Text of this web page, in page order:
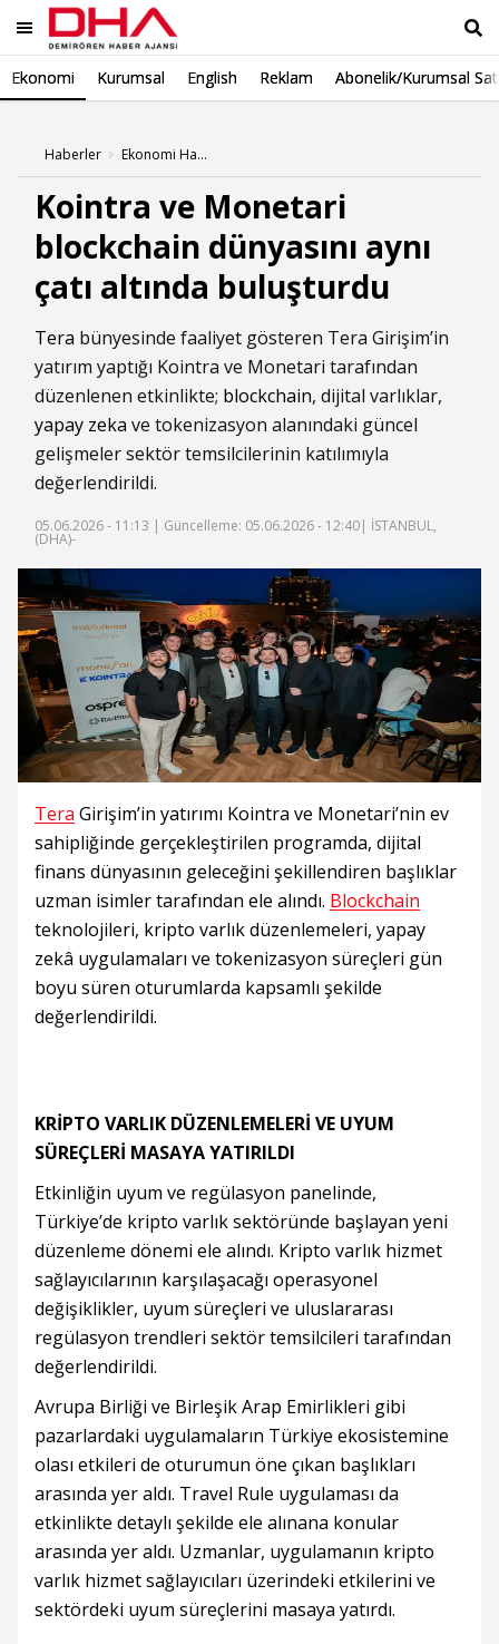
Ekonomi Kurumsal English Reklam Abonelik/Kurumsal
Haberler Ekonomi Haberleri
Kointra ve Monetari
blockchain dünyasını aynı
çatı altında buluşturdu
Tera bünyesinde faaliyet gösteren Tera Girişim’in
yatırım yaptığı Kointra ve Monetari tarafından
düzenlenen etkinlikte; blockchain, dijital varlıklar,
yapay zeka ve tokenizasyon alanındaki güncel
gelişmeler sektör temsilcilerinin katılımıyla
değerlendirildi.
05.06.2026 - 11:13 | Güncelleme: 05.06.2026 - 12:40| İSTANBUL,
(DHA)-
Tera Girişim’in yatırımı Kointra ve Monetari’nin ev
sahipliğinde gerçekleştirilen programda, dijital
finans dünyasının geleceğini şekillendiren başlıklar
uzman isimler tarafından ele alındı. Blockchain
teknolojileri, kripto varlık düzenlemeleri, yapay
zekâ uygulamaları ve tokenizasyon süreçleri gün
boyu süren oturumlarda kapsamlı şekilde
değerlendirildi.
KRİPTO VARLIK DÜZENLEMELERİ VE UYUM
SÜREÇLERİ MASAYA YATIRILDI
Etkinliğin uyum ve regülasyon panelinde,
Türkiye’de kripto varlık sektöründe başlayan yeni
düzenleme dönemi ele alındı. Kripto varlık hizmet
sağlayıcılarının karşılaşacağı operasyonel
değişiklikler, uyum süreçleri ve uluslararası
regülasyon trendleri sektör temsilcileri tarafından
değerlendirildi.
Avrupa Birliği ve Birleşik Arap Emirlikleri gibi
pazarlardaki uygulamaların Türkiye ekosistemine
olası etkileri de oturumun öne çıkan başlıkları
arasında yer aldı. Travel Rule uygulaması da
etkinlikte detaylı şekilde ele alınana konular
arasında yer aldı. Uzmanlar, uygulamanın kripto
varlık hizmet sağlayıcıları üzerindeki etkilerini ve
sektördeki uyum süreçlerini masaya yatırdı.